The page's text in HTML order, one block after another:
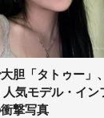
胆「タトゥー」
人気モデル・イン
撃写真